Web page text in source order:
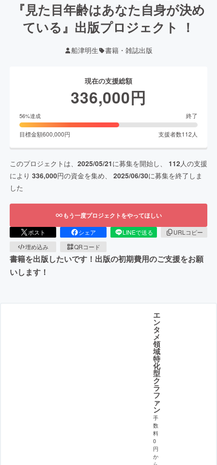
『見た目年齢はあなた自身が決め
ている』出版プロジェクト ！
船津明生 書籍・雑誌出版
現在の支援総額
336,000円
56%達成 終了
目標金額600,000円 支援者数112人
このプロジェクトは、 2025/05/21に募集を開始し、 112人の支援
により 336,000円の資金を集め、 2025/06/30に募集を終了しま
した
もう一度プロジェクトをやってほしい
ポスト シェア LINEで送る
URLコピー
埋め込み
QRコード
書籍を出版したいです！出版の初期費用のご支援をお願
いします！
エ
ン
タ
メ
領
域
特
化
型
ク
ラ
フ
ァ
ン
手
数
料
0
円
か